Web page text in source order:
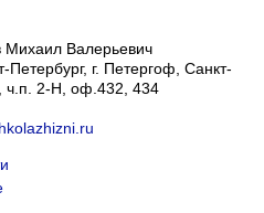
Валерьевич
Петербург, г. Петергоф Санкт-
ч.п. 2-Н, оф.432, 434